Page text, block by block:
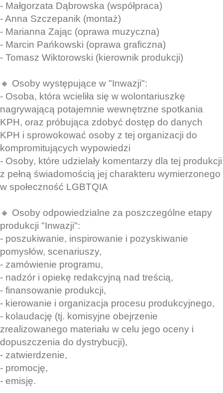
- Małgorzata Dąbrowska (współpraca)
- Anna Szczepanik (montaż)
- Marianna Zając (oprawa muzyczna)
- Marcin Pańkowski (oprawa graficzna)
- Tomasz Wiktorowski (kierownik produkcji)
🔸 Osoby występujące w "Inwazji":
- Osoba, która wcieliła się w wolontariuszkę
nagrywającą potajemnie wewnętrzne spotkania
KPH, oraz próbująca zdobyć dostęp do danych
KPH i sprowokować osoby z tej organizacji do
kompromitujących wypowiedzi
- Osoby, które udzielały komentarzy dla tej produkcji
z pełną świadomością jej charakteru wymierzonego
w społeczność LGBTQIA
🔸 Osoby odpowiedzialne za poszczególne etapy
produkcji "Inwazji":
- poszukiwanie, inspirowanie i pozyskiwanie
pomysłów, scenariuszy,
- zamówienie programu,
- nadzór i opiekę redakcyjną nad treścią,
- finansowanie produkcji,
- kierowanie i organizacja procesu produkcyjnego,
- kolaudację (tj. komisyjne obejrzenie
zrealizowanego materiału w celu jego oceny i
dopuszczenia do dystrybucji),
- zatwierdzenie,
- promocję,
- emisję.